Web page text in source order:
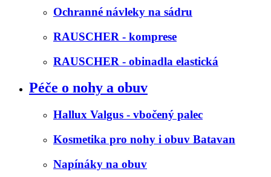
Ochranné návleky na sádru
RAUSCHER - komprese
RAUSCHER - obinadla elastická
Péče o nohy a obuv
Hallux Valgus - vbočený palec
Kosmetika pro nohy i obuv Batavan
Napínáky na obuv